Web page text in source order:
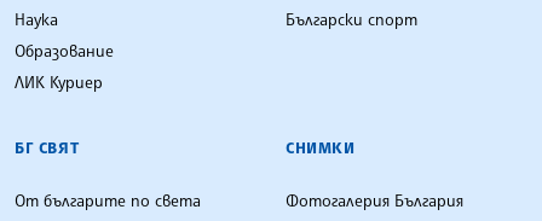
Наука
Образование
ЛИК Куриер
Български спорт
БГ СВЯТ
От българите по света
СНИМКИ
Фотогалерия България